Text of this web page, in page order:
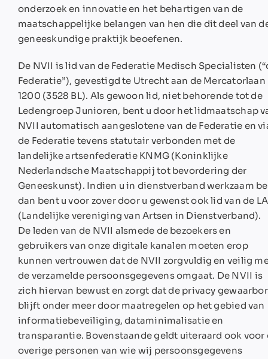
onderzoek en innovatie en het behartigen van de
maatschappelijke belangen van hen die dit deel van
geneeskundige praktijk beoefenen.
De NVII is lid van de Federatie Medisch Specialisten
Federatie”), gevestigd te Utrecht aan de Mercatorlaan
1200 (3528 BL). Als gewoon lid, niet behorende tot de
Ledengroep Junioren, bent u door het lidmaatschap
NVII automatisch aangeslotene van de Federatie en
de Federatie tevens statutair verbonden met de
landelijke artsenfederatie KNMG (Koninklijke
Nederlandsche Maatschappij tot bevordering der
Geneeskunst). Indien u in dienstverband werkzaam
dan bent u voor zover door u gewenst ook lid van de
(Landelijke vereniging van Artsen in Dienstverband).
De leden van de NVII alsmede de bezoekers en
gebruikers van onze digitale kanalen moeten erop
kunnen vertrouwen dat de NVII zorgvuldig en veilig
de verzamelde persoonsgegevens omgaat. De NVII is
zich hiervan bewust en zorgt dat de privacy
blijft onder meer door maatregelen op het gebied van
informatiebeveiliging, dataminimalisatie en
transparantie. Bovenstaande geldt uiteraard ook voor
overige personen van wie wij persoonsgegevens